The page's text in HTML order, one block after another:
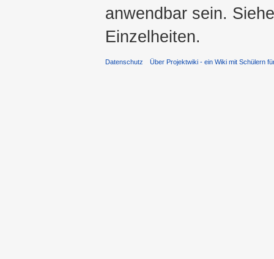
anwendbar sein.
Einzelheiten.
Datenschutz Über Projektwiki - ein Wiki mit Schülern